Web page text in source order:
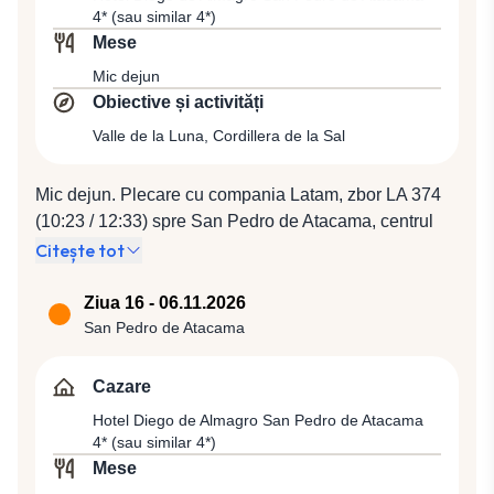
unde temerarii vor putea face o baie în Oceanul
Pacific. Cazare la Hotel Altiplanico Rapa Nui 4* (sau
cu compania Latam Airlines Group, zbor LA 842
(14:30 / 21:05) spre Santiago de Chile. Cazare la
Hotel Holiday Inn Airport Santiago 4* (sau similar 4*).
4* (sau similar 4*)
Mese
Mic dejun
Obiective și activități
Valle de la Luna, Cordillera de la Sal
Mic dejun. Plecare cu compania Latam, zbor LA 374
(10:23 / 12:33) spre San Pedro de Atacama, centrul
civilizaţiei precolumbiene, loc care oferă cel mai
vizita cea mai cunoscută destinaţie din această zonă,
Valea Lunii (Moon Valley sau Valle de la Luna),
atracţie deosebită datorită similitudinii cu peisajul
peisajul este învăluit în lumini care se schimbă la
fiecare minut, creând un spectacol de culori. Cazare la
Hotel Diego de Almagro San Pedro de Atacama 4*
Citește tot
Ziua 16 - 06.11.2026
San Pedro de Atacama
Cazare
Hotel Diego de Almagro San Pedro de Atacama
4* (sau similar 4*)
Mese